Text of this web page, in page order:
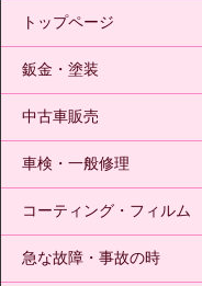
トップページ
鈑金・塗装
中古車販売
車検・一般修理
コーティング・フィルム
急な故障・事故の時